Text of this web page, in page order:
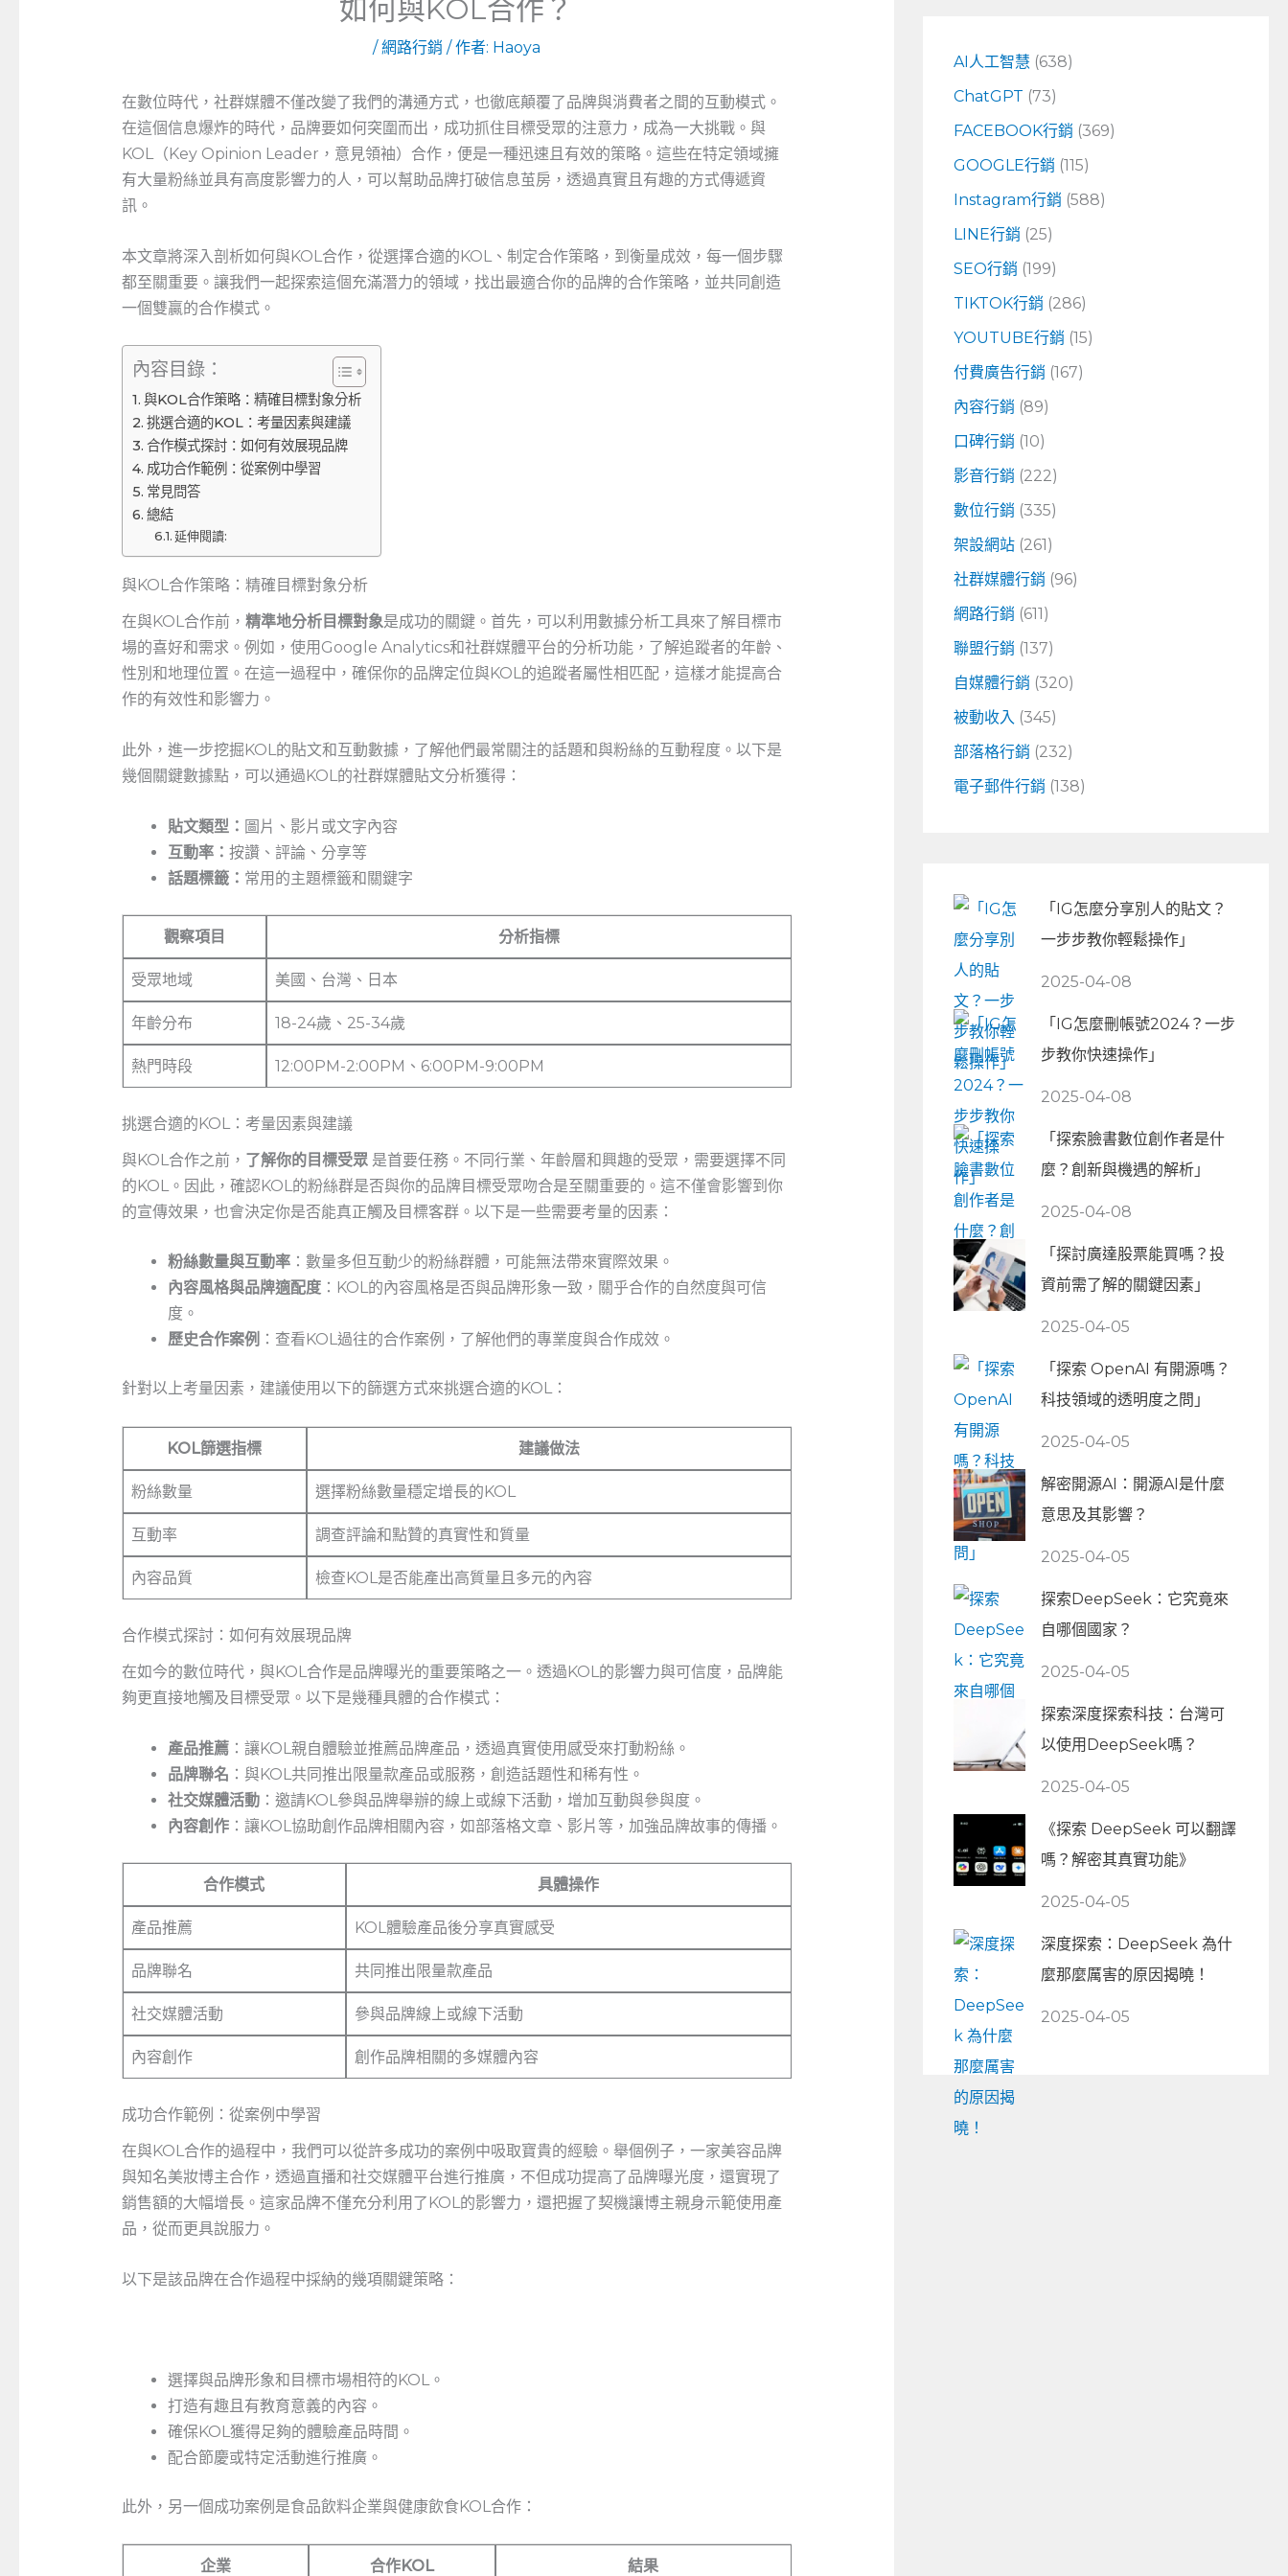
如何與KOL合作？
/網路行銷 / 作者: Haoya
在數位時代，社群媒體不僅改變了我們的溝通方式，也徹底顛覆了品牌與消費者之間的互動模式。
在這個信息爆炸的時代，品牌要如何突圍而出，成功抓住目標受眾的注意力，成為一大挑戰。與
KOL（Key Opinion Leader，意見領袖）合作，便是一種迅速且有效的策略。這些在特定領域擁
有大量粉絲並具有高度影響力的人，可以幫助品牌打破信息茧房，透過真實且有趣的方式傳遞資
訊。
本文章將深入剖析如何與KOL合作，從選擇合適的KOL、制定合作策略，到衡量成效，每一個步驟
都至關重要。讓我們一起探索這個充滿潛力的領域，找出最適合你的品牌的合作策略，並共同創造
一個雙贏的合作模式。
內容目錄：
與KOL合作策略：精確目標對象分析
挑選合適的KOL：考量因素與建議
合作模式探討：如何有效展現品牌
成功合作範例：從案例中學習
常見問答
總結
延伸閱讀:
與KOL合作策略：精確目標對象分析
在與KOL合作前， 精準地分析目標對象是成功的關鍵。首先，可以利用數據分析工具來了解目標市
場的喜好和需求。例如，使用Google Analytics和社群媒體平台的分析功能，了解追蹤者的年齡、
性別和地理位置。在這一過程中，確保你的品牌定位與KOL的追蹤者屬性相匹配，這樣才能提高合
作的有效性和影響力。
此外，進一步挖掘KOL的貼文和互動數據，了解他們最常關注的話題和與粉絲的互動程度。以下是
幾個關鍵數據點，可以通過KOL的社群媒體貼文分析獲得：
貼文類型： 圖片、影片或文字內容
互動率： 按讚、評論、分享等
話題標籤： 常用的主題標籤和關鍵字
觀察項目 分析指標
受眾地域 美國、台灣、日本
年齡分布 18-24歲、25-34歲
熱門時段 12:00PM-2:00PM、6:00PM-9:00PM
挑選合適的KOL：考量因素與建議
與KOL合作之前， 了解你的目標受眾是首要任務。不同行業、年齡層和興趣的受眾，需要選擇不同
的KOL。因此，確認KOL的粉絲群是否與你的品牌目標受眾吻合是至關重要的。這不僅會影響到你
的宣傳效果，也會決定你是否能真正觸及目標客群。以下是一些需要考量的因素：
粉絲數量與互動率：數量多但互動少的粉絲群體，可能無法帶來實際效果。
內容風格與品牌適配度：KOL的內容風格是否與品牌形象一致，關乎合作的自然度與可信
度。
歷史合作案例 ：查看KOL過往的合作案例，了解他們的專業度與合作成效。
針對以上考量因素，建議使用以下的篩選方式來挑選合適的KOL：
KOL篩選指標 建議做法
粉絲數量 選擇粉絲數量穩定增長的KOL
互動率 調查評論和點贊的真實性和質量
內容品質 檢查KOL是否能產出高質量且多元的內容
合作模式探討：如何有效展現品牌
在如今的數位時代，與KOL合作是品牌曝光的重要策略之一。透過KOL的影響力與可信度，品牌能
夠更直接地觸及目標受眾。以下是幾種具體的合作模式：
產品推薦：讓KOL親自體驗並推薦品牌產品，透過真實使用感受來打動粉絲。
品牌聯名 ：與KOL共同推出限量款產品或服務，創造話題性和稀有性。
社交媒體活動：邀請KOL參與品牌舉辦的線上或線下活動，增加互動與參與度。
內容創作：讓KOL協助創作品牌相關內容，如部落格文章、影片等，加強品牌故事的傳播。
合作模式 具體操作
產品推薦 KOL體驗產品後分享真實感受
品牌聯名 共同推出限量款產品
社交媒體活動 參與品牌線上或線下活動
內容創作 創作品牌相關的多媒體內容
成功合作範例：從案例中學習
在與KOL合作的過程中，我們可以從許多成功的案例中吸取寶貴的經驗。舉個例子，一家美容品牌
與知名美妝博主合作，透過直播和社交媒體平台進行推廣，不但成功提高了品牌曝光度，還實現了
銷售額的大幅增長。這家品牌不僅充分利用了KOL的影響力，還把握了契機讓博主親身示範使用產
品，從而更具說服力。
以下是該品牌在合作過程中採納的幾項關鍵策略：
選擇與品牌形象和目標市場相符的KOL。
打造有趣且有教育意義的內容。
確保KOL獲得足夠的體驗產品時間。
配合節慶或特定活動進行推廣。
此外，另一個成功案例是食品飲料企業與健康飲食KOL合作：
企業 合作KOL 結果
字
:
AI人工智慧 (638)
ChatGPT (73)
FACEBOOK行銷 (369)
GOOGLE行銷 (115)
Instagram行銷 (588)
LINE行銷 (25)
SEO行銷 (199)
TIKTOK行銷 (286)
YOUTUBE行銷 (15)
付費廣告行銷 (167)
內容行銷 (89)
口碑行銷 (10)
影音行銷 (222)
數位行銷 (335)
架設網站(261)
社群媒體行銷 (96)
網路行銷 (611)
聯盟行銷 (137)
自媒體行銷 (320)
被動收入 (345)
部落格行銷 (232)
電子郵件行銷 (138)
「IG怎麼分享別人的貼文？
一步步教你輕鬆操作」
2025-04-08
「IG怎麼刪帳號2024？一步
步教你快速操作」
2025-04-08
「探索臉書數位創作者是什
麼？創新與機遇的解析」
2025-04-08
「探討廣達股票能買嗎？投
資前需了解的關鍵因素」
2025-04-05
「探索 OpenAI 有開源嗎？
科技領域的透明度之問」
2025-04-05
解密開源AI：開源AI是什麼
意思及其影響？
2025-04-05
探索DeepSeek：它究竟來
自哪個國家？
2025-04-05
探索深度探索科技：台灣可
以使用DeepSeek嗎？
2025-04-05
《探索 DeepSeek 可以翻譯
嗎？解密其真實功能》
2025-04-05
深度探索：DeepSeek 為什
麼那麼厲害的原因揭曉！
2025-04-05